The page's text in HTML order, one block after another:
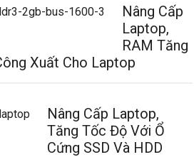
Nâng Cấp
Laptop,
RAM Tăng
Xuất Cho Laptop
Nâng Cấp Laptop,
Tăng Tốc Độ Với Ổ
Cứng SSD Và HDD